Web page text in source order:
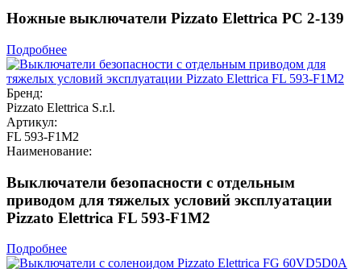
Ножные выключатели Pizzato Elettrica PC 2-139
Подробнее
Бренд:
Pizzato Elettrica S.r.l.
Артикул:
FL 593-F1M2
Наименование:
Выключатели безопасности с отдельным
приводом для тяжелых условий эксплуатации
Pizzato Elettrica FL 593-F1M2
Подробнее